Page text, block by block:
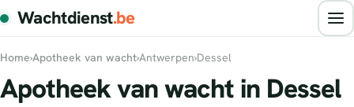
Wachtdienst.be
Home›Apotheek van wacht›Antwerpen›Dessel
Apotheek van wacht in Dessel